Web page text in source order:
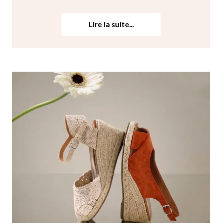
tenue parfaite, celle qui sera confortable tout au
Lire la suite...